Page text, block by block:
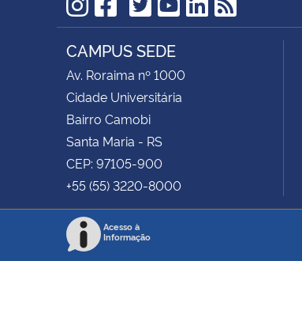
Instagram
Facebook
TikTok
Twitter
YouTube
LinkedIn
RSS
CAMPUS SEDE
Av. Roraima nº 1000
Cidade Universitária
Bairro Camobi
Santa Maria - RS
CEP: 97105-900
+55 (55) 3220-8000
Acesso à
Informação